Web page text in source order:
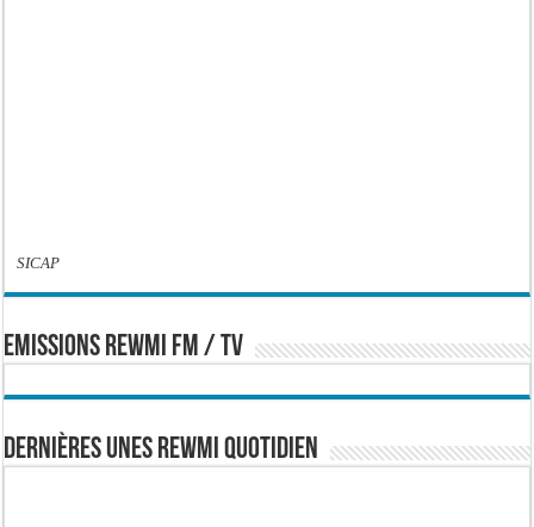
SICAP
EMISSIONS REWMI FM / TV
Dernières Unes Rewmi Quotidien